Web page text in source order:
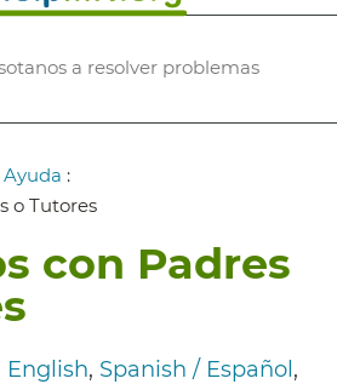
a resolver problemas
:
o Tutores
con Padres
English Spanish / Español